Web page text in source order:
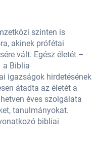
szinten is
akinek prófétai
vált. Egész életét –
a Biblia
igazságok hirdetésének
átadta az életét a
éves szolgálata
tanulmányokat.
bibliai